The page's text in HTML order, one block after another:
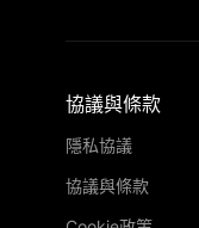
協議與條款
隱私協議
協議與條款